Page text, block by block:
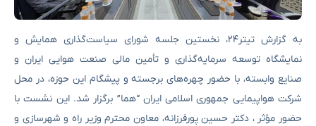
به گزارش تیتر۲۴، نخستین جلسه شورای سیاست‌گذاری همایش و
نمایشگاه توسعه سرمایه‌گذاری و تأمین مالی صنعت هوایی ایران و
صنایع وابسته، با حضور چهره‌های برجسته و پیشگام این حوزه، در محل
شرکت هواپیمایی جمهوری اسلامی ایران “هما” برگزار شد. این نشست با
حضور مؤثر ، دکتر حسین پورفرزانه، معاون محترم وزیر راه و شهرسازی و